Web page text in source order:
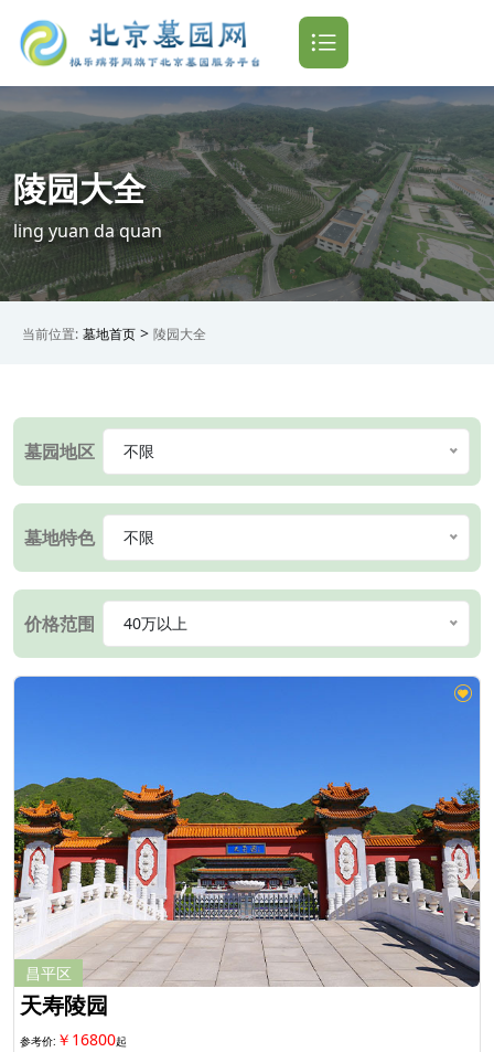
陵园大全
ling yuan da quan
当前位置: 墓地首页 > 陵园大全
墓园地区 不限
墓地特色 不限
价格范围 40万以上
昌平区
天寿陵园
￥16800